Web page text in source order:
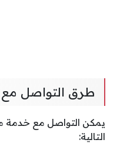
طرق التواصل
يمكن التواصل مع خدمة
التالية: